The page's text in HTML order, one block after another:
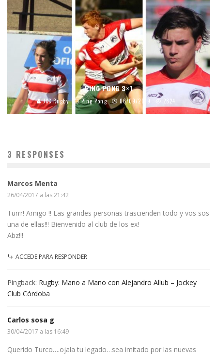
PING PONG 3×1
JCC Rugby Ping Pong 06/09/2019 2824
3 RESPONSES
Marcos Menta
26/04/2017 a las 21:42
Turrr! Amigo !! Las grandes personas trascienden todo y vos sos
una de ellas!!! Bienvenido al club de los ex!
Abz!!!
ACCEDE PARA RESPONDER
Pingback: Rugby: Mano a Mano con Alejandro Allub – Jockey
Club Córdoba
Carlos sosa g
30/04/2017 a las 16:49
Querido Turco….ojala tu legado…sea imitado por las nuevas